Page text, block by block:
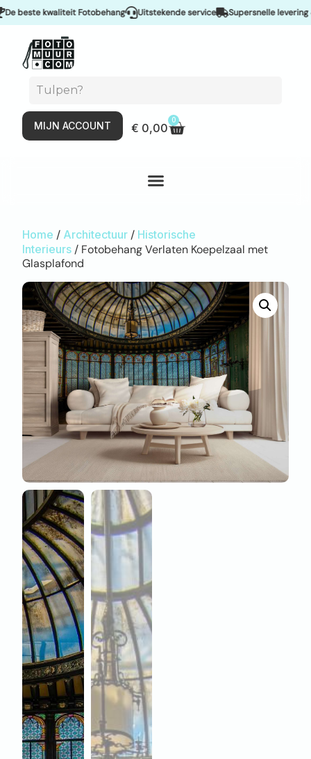
kwaliteit Fotobehang Uitstekende service Supersnelle levering &
MIJN ACCOUNT € 0,00
0
Home / Architectuur / Historische
Interieurs / Fotobehang Verlaten Koepelzaal met
Glasplafond